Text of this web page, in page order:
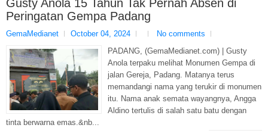
Gusty Anola 15 Tahun Tak Pernah Absen di
Peringatan Gempa Padang
GemaMedianet October 04, 2024
No comments
PADANG, (GemaMedianet.com) | Gusty
Anola terpaku melihat Monumen Gempa di
jalan Gereja, Padang. Matanya terus
memandangi nama yang terukir di monumen
itu. Nama anak semata wayangnya, Angga
Aldino tertulis di salah satu batu dengan
tinta berwarna emas.&nb...